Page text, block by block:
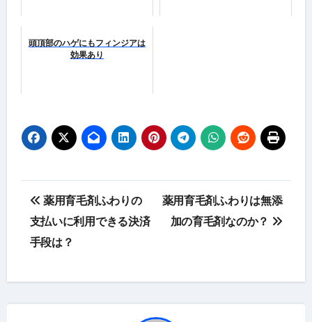
頭頂部のハゲにもフィンジアは
効果あり
投
稿
ナ
ビ
ゲ
薬用育毛剤ふわりの
支払いに利用できる決済
手段は？
薬用育毛剤ふわりは無添
加の育毛剤なのか？